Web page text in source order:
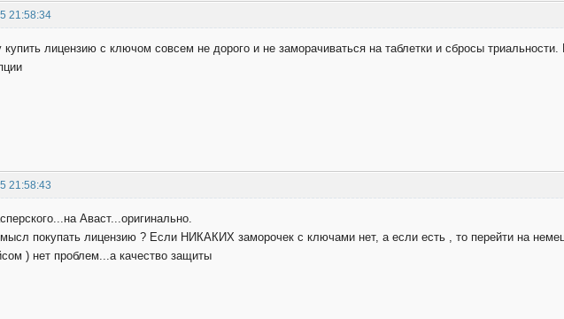
21:58:34
лицензию с ключом совсем не дорого и не заморачиваться на таблетки и сбросы триальности.
21:58:43
Аваст...оригинально.
покупать лицензию ? Если НИКАКИХ заморочек с ключами нет, а если есть , то перейти на
) нет проблем...а качество защиты